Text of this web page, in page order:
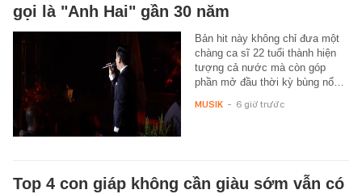
gọi là "Anh Hai" gần 30 năm
Bản hit này không chỉ đưa một
chàng ca sĩ 22 tuổi thành hiện
tượng cả nước mà còn góp
phần mở đầu thời kỳ bùng nổ…
MUSIK - 6 giờ trước
Top 4 con giáp không cần giàu sớm vẫn có